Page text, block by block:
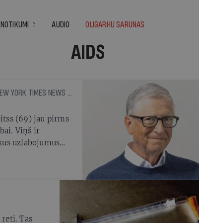
NOTIKUMI AUDIO OLIGARHU SARUNAS
AIDS
(69) jau pirms
Viņš ir
uzlabojumus
reti. Tas